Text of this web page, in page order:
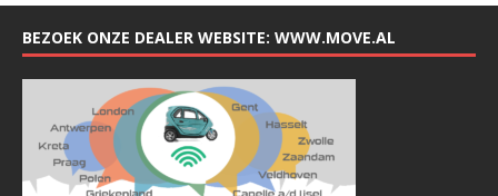
BEZOEK ONZE DEALER WEBSITE: WWW.MOVE.AL